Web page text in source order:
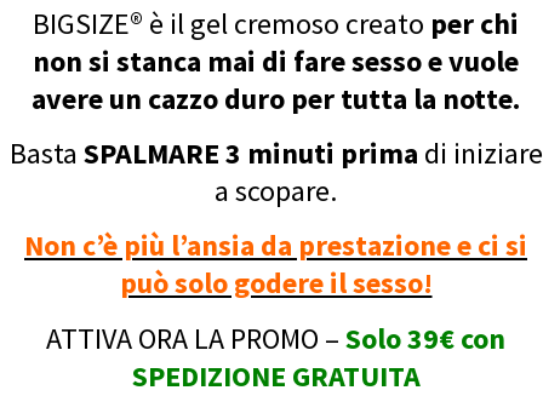
BIGSIZE® è il gel cremoso creato per chi
non si stanca mai di fare sesso e vuole
avere un cazzo duro per tutta la notte.
Basta SPALMARE 3 minuti prima di iniziare
a scopare.
Non c’è più l’ansia da prestazione e ci si
può solo godere il sesso!
ATTIVA ORA LA PROMO –Solo 39€ con
SPEDIZIONE GRATUITA